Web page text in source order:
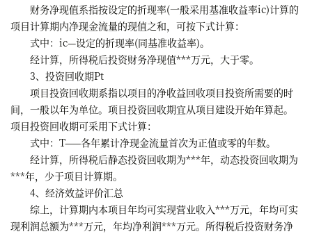
财务净现值系指按设定的折现率(一般采用基准收益率ic)计算的
项目计算期内净现金流量的现值之和，可按下式计算：
式中：ic—设定的折现率(同基准收益率)。
经计算，所得税后投资财务净现值***万元，大于零。
3、投资回收期Pt
项目投资回收期系指以项目的净收益回收项目投资所需要的时
间，一般以年为单位。项目投资回收期宜从项目建设开始年算起。
项目投资回收期可采用下式计算：
式中：T——各年累计净现金流量首次为正值或零的年数。
经计算，所得税后静态投资回收期为***年，动态投资回收期为
***年，少于项目计算期。
4、经济效益评价汇总
综上，计算期内本项目年均可实现营业收入***万元，年均可实
现利润总额为***万元，年均净利润***万元。所得税后投资财务净